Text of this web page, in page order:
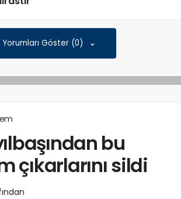
Yorumları Göster (0)
bu
çıkarlarını sildi